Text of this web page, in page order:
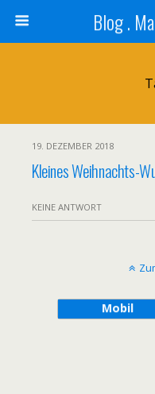
Blog .
19. DEZEMBER 2018
Kleines Weihnachts-
KEINE ANTWORT
Mobil